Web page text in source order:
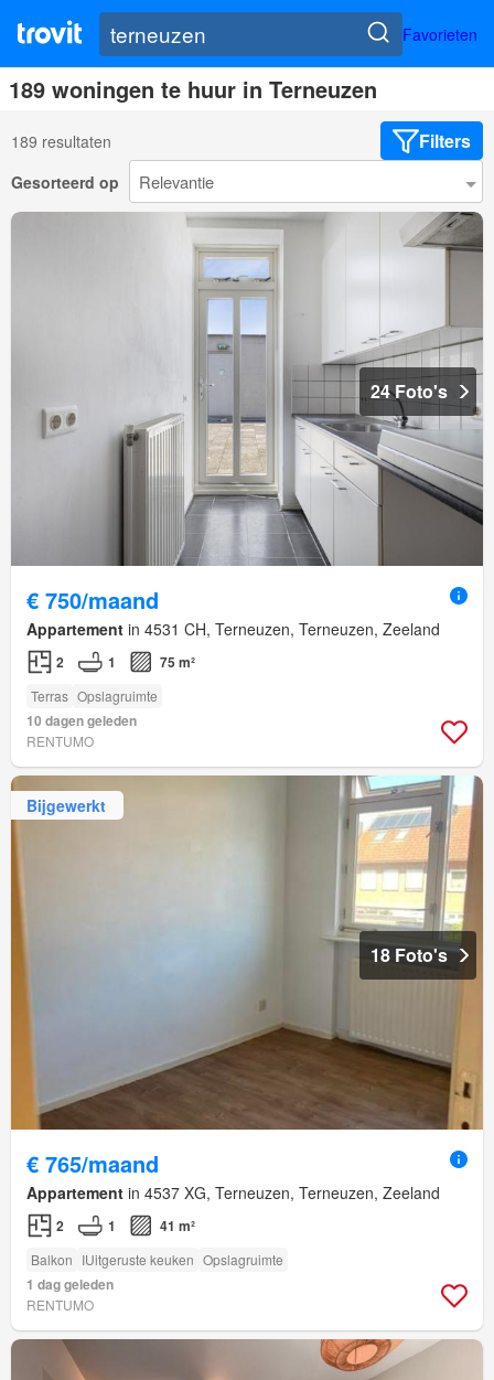
Favorieten
189 woningen te huur in Terneuzen
189 resultaten Filters
Gesorteerd op
24 Foto's
€ 750/maand
Appartement in 4531 CH, Terneuzen, Terneuzen, Zeeland
2 1 75 m²
Terras Opslagruimte
10 dagen geleden
RENTUMO
Bijgewerkt
18 Foto's
€ 765/maand
Appartement in 4537 XG, Terneuzen, Terneuzen, Zeeland
2 1 41 m²
Balkon IUitgeruste keuken Opslagruimte
1 dag geleden
RENTUMO